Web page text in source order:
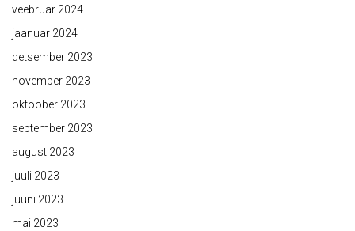
veebruar 2024
jaanuar 2024
detsember 2023
november 2023
oktoober 2023
september 2023
august 2023
juuli 2023
juuni 2023
mai 2023